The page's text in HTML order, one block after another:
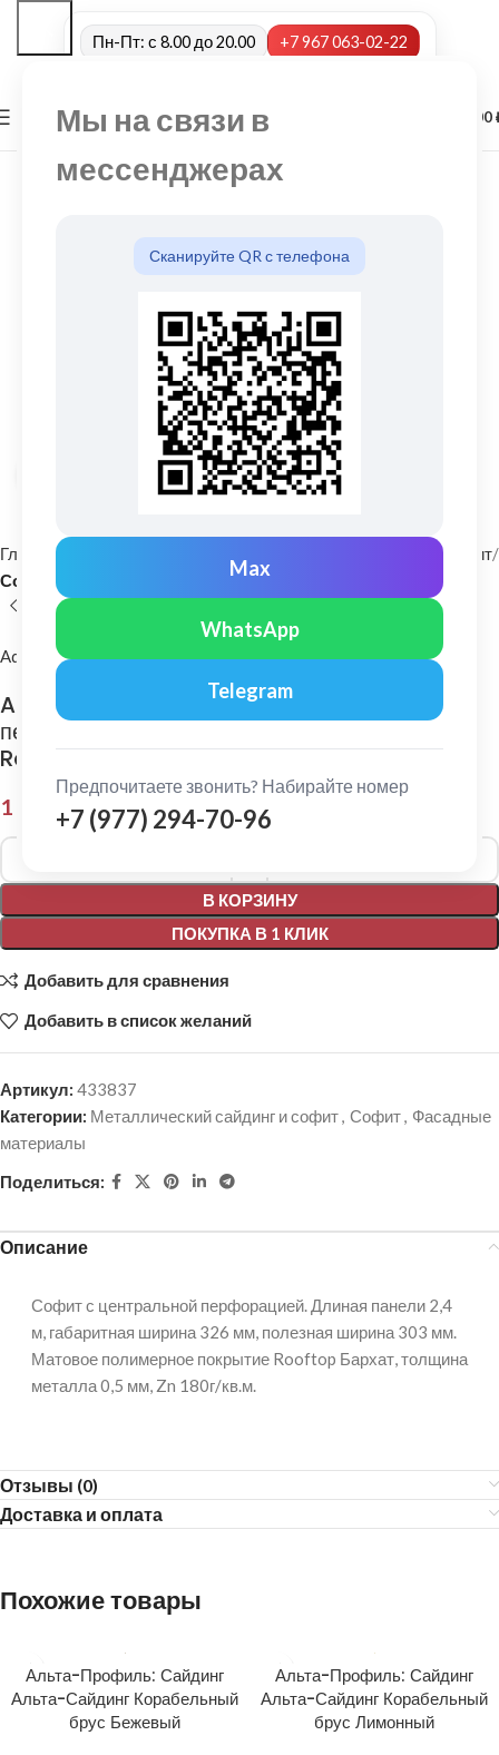
Мы на связи в
мессенджерах
Сканируйте QR с телефона
Max
WhatsApp
Telegram
Предпочитаете звонить? Набирайте номер
+7 (977) 294-70-96
Пн-Пт: с 8.00 до 20.00 +7 967 063-02-22
МЕНЮ 0,00
Нажмите, чтобы увеличить
Главная
Металлический сайдинг и софит
Софит
Aquasystem
Aquasystem: Софит с центральной
перфорацией Rooftop Бархат Zn180 0,5мм
Ral 8019
1 685,00 ₽
В КОРЗИНУ
ПОКУПКА В 1 КЛИК
Alternative:
Добавить для сравнения
Добавить в список желаний
Артикул: 433837
Категории: Металлический сайдинг и софит Софит
Фасадные
материалы
Поделиться:
Описание
Софит с центральной перфорацией. Длиная панели 2,4
м, габаритная ширина 326 мм, полезная ширина 303 мм.
Матовое полимерное покрытие Rooftop Бархат, толщина
металла 0,5 мм, Zn 180г/кв.м.
Отзывы (0)
Доставка и оплата
Похожие товары
Альта-Профиль: Сайдинг
Альта-Сайдинг Корабельный
брус Бежевый
Альта-Профиль: Сайдинг
Альта-Сайдинг Корабельный
брус Лимонный